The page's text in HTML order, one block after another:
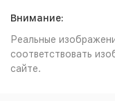
Внимание:
Реальные
соответствовать
сайте.